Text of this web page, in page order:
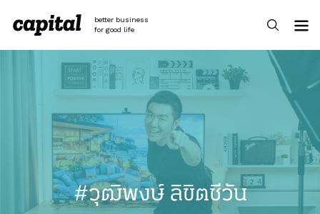
content
better business
for good life
#วุฒิพงษ์ ลิขิตชีวัน